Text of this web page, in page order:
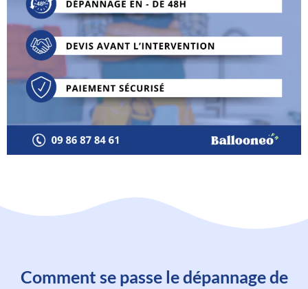
Comment se passe le dépannage de